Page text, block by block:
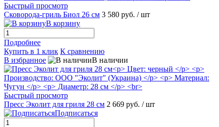
Быстрый просмотр
Сковорода-гриль Биол 26 см 3 580 руб. / шт
В корзину
Подробнее
Купить в 1 клик К сравнению
В избранное
В наличии
Быстрый просмотр
Пресс Эколит для гриля 28 см 2 669 руб. / шт
Подписаться